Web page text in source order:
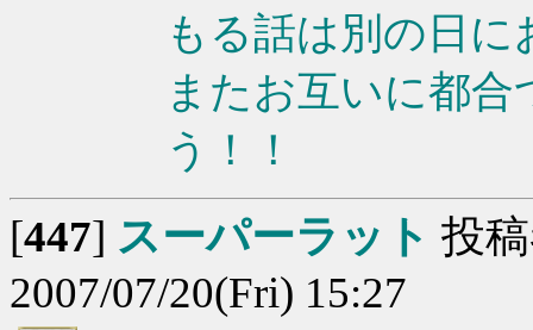
もる話は別の日
またお互いに都
う！！
[447] スーパーラット 投
2007/07/20(Fri) 15:27